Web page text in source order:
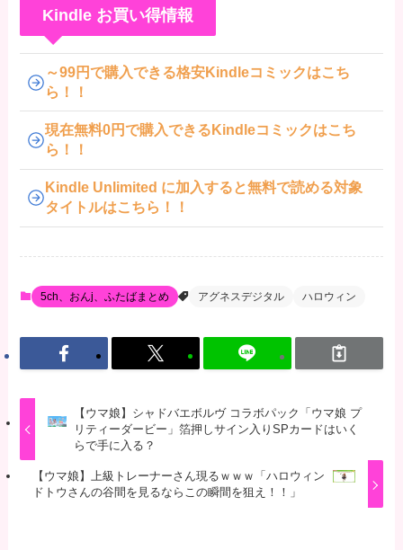
Kindle お買い得情報
～99円で購入できる格安Kindleコミックはこち
ら！！
現在無料0円で購入できるKindleコミックはこち
ら！！
Kindle Unlimited に加入すると無料で読める対象
タイトルはこちら！！
5ch、おんj、ふたばまとめ アグネスデジタル ハロウィン
【ウマ娘】シャドバエボルヴ コラボパック「ウマ娘 プ
リティーダービー」箔押しサイン入りSPカードはいく
らで手に入る？
【ウマ娘】上級トレーナーさん現るｗｗｗ「ハロウィン
ドトウさんの谷間を見るならこの瞬間を狙え！！」